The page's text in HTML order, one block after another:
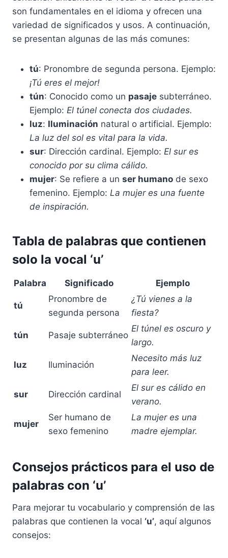
son fundamentales en el idioma y ofrecen una
variedad de significados y usos. A continuación,
se presentan algunas de las más comunes:
tú: Pronombre de segunda persona. Ejemplo:
¡Tú eres el mejor!
tún: Conocido como un pasaje subterráneo.
Ejemplo: El túnel conecta dos ciudades.
luz: Iluminación natural o artificial. Ejemplo:
La luz del sol es vital para la vida.
sur: Dirección cardinal. Ejemplo: El sur es
conocido por su clima cálido.
mujer: Se refiere a un ser humano de sexo
femenino. Ejemplo: La mujer es una fuente
de inspiración.
Tabla de palabras que contienen
solo la vocal ‘u’
Palabra Significado Ejemplo
tú
Pronombre de
segunda persona
¿Tú vienes a la
fiesta?
tún Pasaje subterráneo
El túnel es oscuro y
largo.
luz Iluminación
Necesito más luz
para leer.
sur Dirección cardinal
El sur es cálido en
verano.
mujer
Ser humano de
sexo femenino
La mujer es una
madre ejemplar.
Consejos prácticos para el uso de
palabras con ‘u’
Para mejorar tu vocabulario y comprensión de las
palabras que contienen la vocal ‘u’, aquí algunos
consejos: